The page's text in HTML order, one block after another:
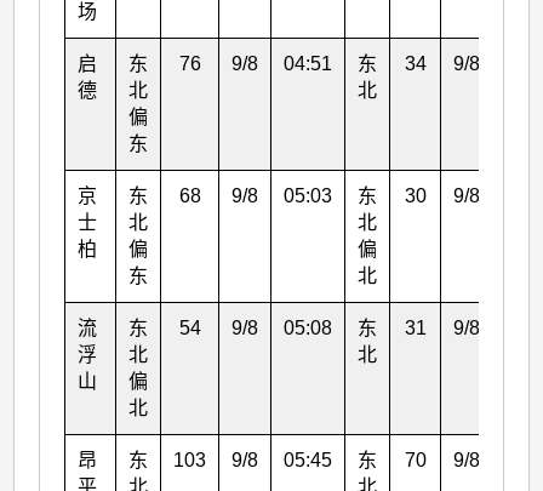
场
启
德
东
北
偏
东
76 9/8 04:51
东
北
34 9/8
京
士
柏
东
北
偏
东
68 9/8 05:03
东
北
偏
北
30 9/8
流
浮
山
东
北
偏
北
54 9/8 05:08
东
北
31 9/8
昂
东
103 9/8 05:45
东
70 9/8